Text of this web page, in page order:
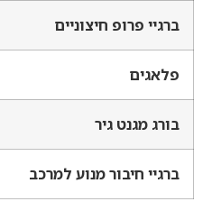
ברגיי פרופ חיצוניים
פלאגים
בורג מגנט גיר
ברגיי חיבור מנוע למרכב